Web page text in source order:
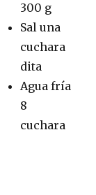
300 g
Sal una
cuchara
dita
Agua fría
8
cuchara